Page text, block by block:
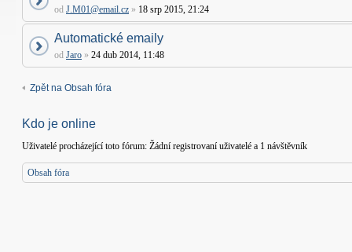
od J.M01@email.cz » 18 srp 2015, 21:24
Automatické emaily
od Jaro » 24 dub 2014, 11:48
Zpět na Obsah fóra
Kdo je online
Uživatelé procházející toto fórum: Žádní registrovaní uživatelé a 1 návštěvník
Obsah fóra